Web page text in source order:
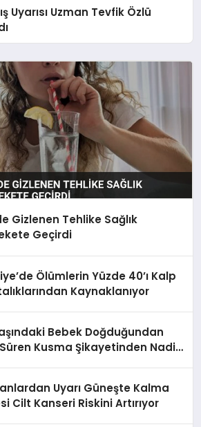
Uyarısı Uzman Tevfik Özlü
Gizlenen Tehlike Sağlık
Geçirdi
Ölümlerin Yüzde 40’ı Kalp
Kaynaklanıyor
Bebek Doğduğundan
Kusma Şikayetinden Nadir
Uyarı Güneşte Kalma
Cilt Kanseri Riskini Artırıyor